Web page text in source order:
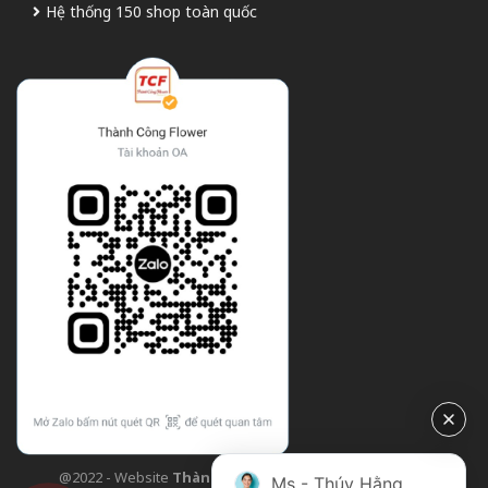
Hệ thống 150 shop toàn quốc
@2022 - Website Thành Công Flower| Design bởi
Ms - Thúy Hằng